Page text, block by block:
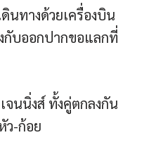
นทางด้วยเครื่องบิน
กับออกปากขอแลกที่
นนิ่งส์ ทั้งคู่ตกลงกัน
ว-ก้อย